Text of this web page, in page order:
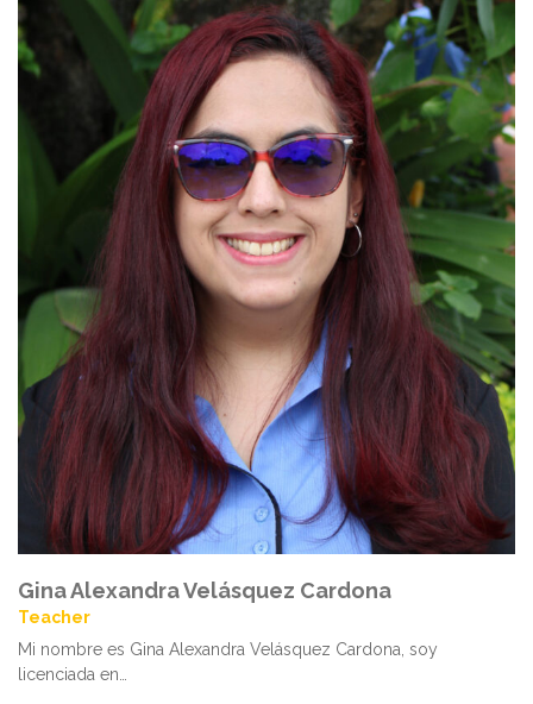
Gina Alexandra Velásquez Cardona
Teacher
Mi nombre es Gina Alexandra Velásquez Cardona, soy
licenciada en…